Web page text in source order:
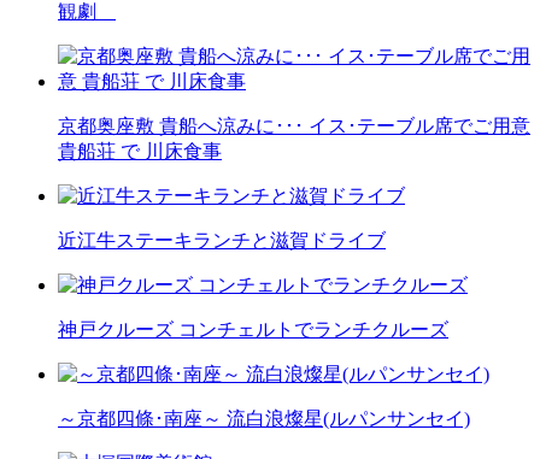
観劇
京都奥座敷 貴船へ涼みに･･･ イス･テーブル席でご用意
貴船荘 で 川床食事
近江牛ステーキランチと滋賀ドライブ
神戸クルーズ コンチェルトでランチクルーズ
～京都四條･南座～ 流白浪燦星(ルパンサンセイ)